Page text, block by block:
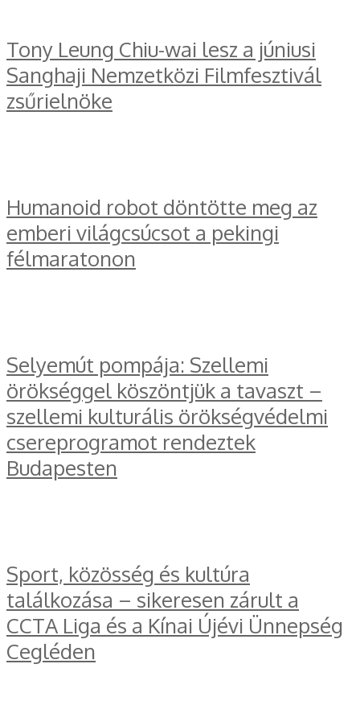
Tony Leung Chiu-wai lesz a júniusi
Sanghaji Nemzetközi Filmfesztivál
zsűrielnöke
Humanoid robot döntötte meg az
emberi világcsúcsot a pekingi
félmaratonon
Selyemút pompája: Szellemi
örökséggel köszöntjük a tavaszt –
szellemi kulturális örökségvédelmi
csereprogramot rendeztek
Budapesten
Sport, közösség és kultúra
találkozása – sikeresen zárult a
CCTA Liga és a Kínai Újévi Ünnepség
Cegléden